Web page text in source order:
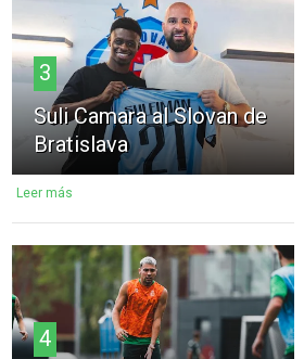
3
Suli Camara al Slovan de
Bratislava
Leer más
4